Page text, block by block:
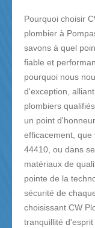
Pourquoi choisir
plombier à
savons à quel
fiable et
pourquoi nous
d'exception,
plombiers
un point
efficacement, que
44410, ou dans
matériaux de
pointe de la
sécurité de
choisissant CW
tranquillité